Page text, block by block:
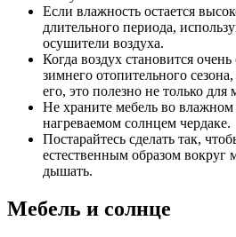
Если влажность остается
длительного периода,
осушители воздуха.
Когда воздух становится
зимнего отопительного
его, это полезно не только для
Не храните мебель во
нагреваемом солнцем чердаке.
Постарайтесь сделать так,
естественным образом вокруг
дышать.
Мебель и солнце